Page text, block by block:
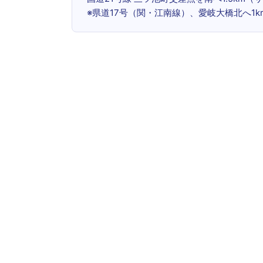
※県道17号（関・江南線）、愛岐大橋北へ